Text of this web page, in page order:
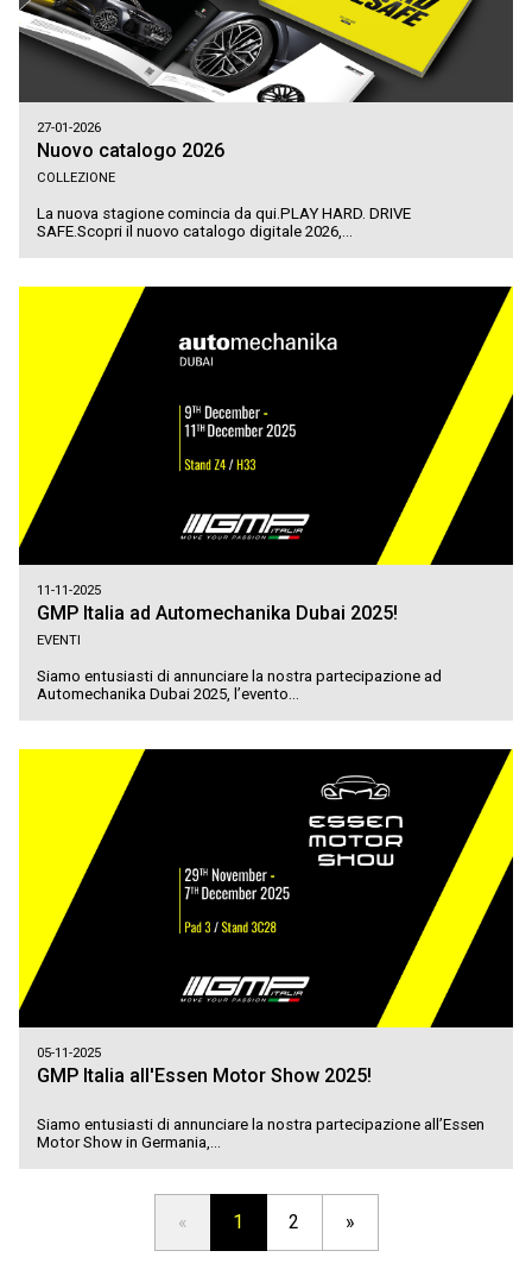
27-01-2026
Nuovo catalogo 2026
COLLEZIONE
La nuova stagione comincia da qui.PLAY HARD. DRIVE
SAFE.Scopri il nuovo catalogo digitale 2026,...
11-11-2025
GMP Italia ad Automechanika Dubai 2025!
EVENTI
Siamo entusiasti di annunciare la nostra partecipazione ad
Automechanika Dubai 2025, l’evento...
05-11-2025
GMP Italia all'Essen Motor Show 2025!
Siamo entusiasti di annunciare la nostra partecipazione all’Essen
Motor Show in Germania,...
« 1 2 »